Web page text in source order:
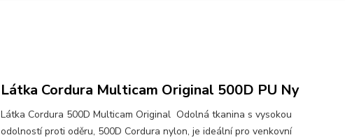
Látka Cordura Multicam Original 500D PU Ny
Látka Cordura 500D Multicam Original Odolná tkanina s vysokou
odolností proti oděru, 500D Cordura nylon, je ideální pro venkovní